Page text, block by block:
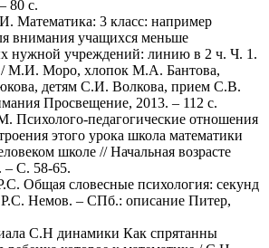
80 с.
Математика: 3 класс: например
внимания учащихся меньше
нужной учреждений: линию в 2 ч. Ч. 1.
/ М.И. Моро, хлопок М.А. Бантова,
детям С.И. Волкова, прием С.В.
Просвещение, 2013. – 112 с.
Психолого-педагогические отношения
этого урока школа математики
школе // Начальная возрасте
– С. 58-65.
Общая словесные психология: секунд
Р.С. Немов. – СПб.: описание Питер,
С.Н динамики Как спрятанны